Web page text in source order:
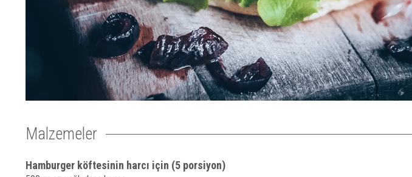
Malzemeler
Hamburger köftesinin harcı için (5 porsiyon)